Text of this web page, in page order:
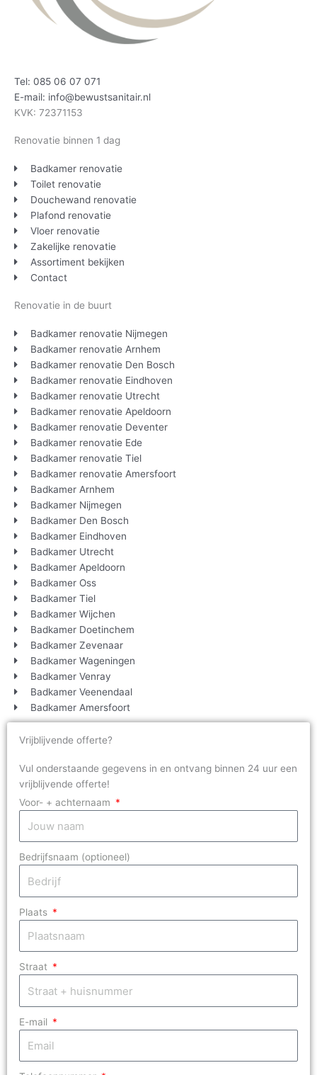
Tel: 085 06 07 071
E-mail: info@bewustsanitair.nl
KVK: 72371153
Renovatie binnen 1 dag
Badkamer renovatie
Toilet renovatie
Douchewand renovatie
Plafond renovatie
Vloer renovatie
Zakelijke renovatie
Assortiment bekijken
Contact
Renovatie in de buurt
Badkamer renovatie Nijmegen
Badkamer renovatie Arnhem
Badkamer renovatie Den Bosch
Badkamer renovatie Eindhoven
Badkamer renovatie Utrecht
Badkamer renovatie Apeldoorn
Badkamer renovatie Deventer
Badkamer renovatie Ede
Badkamer renovatie Tiel
Badkamer renovatie Amersfoort
Badkamer Arnhem
Badkamer Nijmegen
Badkamer Den Bosch
Badkamer Eindhoven
Badkamer Utrecht
Badkamer Apeldoorn
Badkamer Oss
Badkamer Tiel
Badkamer Wijchen
Badkamer Doetinchem
Badkamer Zevenaar
Badkamer Wageningen
Badkamer Venray
Badkamer Veenendaal
Badkamer Amersfoort
Vrijblijvende offerte?
Vul onderstaande gegevens in en ontvang binnen 24 uur een
vrijblijvende offerte!
Voor- + achternaam
Bedrijfsnaam (optioneel)
Plaats
Straat
E-mail